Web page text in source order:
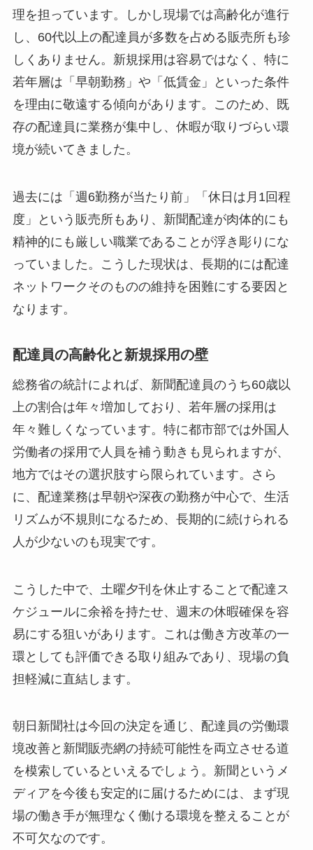
理を担っています。しかし現場では高齢化が進行
し、60代以上の配達員が多数を占める販売所も珍
しくありません。新規採用は容易ではなく、特に
若年層は「早朝勤務」や「低賃金」といった条件
を理由に敬遠する傾向があります。このため、既
存の配達員に業務が集中し、休暇が取りづらい環
境が続いてきました。
過去には「週6勤務が当たり前」「休日は月1回程
度」という販売所もあり、新聞配達が肉体的にも
精神的にも厳しい職業であることが浮き彫りにな
っていました。こうした現状は、長期的には配達
ネットワークそのものの維持を困難にする要因と
なります。
配達員の高齢化と新規採用の壁
総務省の統計によれば、新聞配達員のうち60歳以
上の割合は年々増加しており、若年層の採用は
年々難しくなっています。特に都市部では外国人
労働者の採用で人員を補う動きも見られますが、
地方ではその選択肢すら限られています。さら
に、配達業務は早朝や深夜の勤務が中心で、生活
リズムが不規則になるため、長期的に続けられる
人が少ないのも現実です。
こうした中で、土曜夕刊を休止することで配達ス
ケジュールに余裕を持たせ、週末の休暇確保を容
易にする狙いがあります。これは働き方改革の一
環としても評価できる取り組みであり、現場の負
担軽減に直結します。
朝日新聞社は今回の決定を通じ、配達員の労働環
境改善と新聞販売網の持続可能性を両立させる道
を模索しているといえるでしょう。新聞というメ
ディアを今後も安定的に届けるためには、まず現
場の働き手が無理なく働ける環境を整えることが
不可欠なのです。